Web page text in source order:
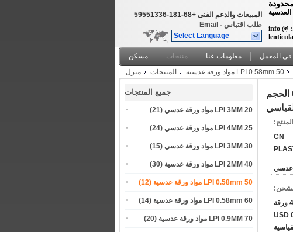
Whatsapp / Wechat: + 86-15623539655 البريد الإلكتروني: info @
المبيعات والدعم الفنى +86-181-63315595
طلب اقتباس -
Email
Select Language
مسكن منتجات معلومات عنا في المعمل
منزل
المنتجات 50 LPI 0.58mm مواد ورقة عدسية
جميع المنتجات
20 LPI 3MM مواد ورقة عدسي (21)
25 LPI 4MM مواد ورقة عدسي (24)
30 LPI 3MM مواد ورقة عدسي (15)
40 LPI 2MM مواد ورقة عدسية (30)
50 LPI 0.58mm مواد ورقة عدسية (12)
60 LPI 0.58mm مواد ورقة عدسية (14)
70 LPI 0.9MM مواد ورقة عدسية (20)
شفاف PET LPI 3D عدسي ورقة فيلم 50 Lpi عدسي البلاستيك مع 510 * 710 * 0.58mm الحجم
CN
USD